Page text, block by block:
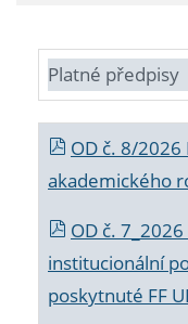
Platné předpisy
OD č. 8/
akademického
OD č.
institucionální
poskytnuté FF